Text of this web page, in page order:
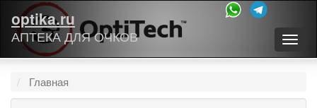
optika.ru
АПТЕКА ДЛЯ ОЧКОВ
Главная